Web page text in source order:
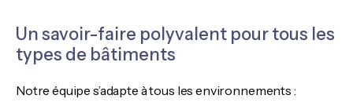
Un savoir-faire polyvalent pour tous les
types de bâtiments
Notre équipe s’adapte à tous les environnements :